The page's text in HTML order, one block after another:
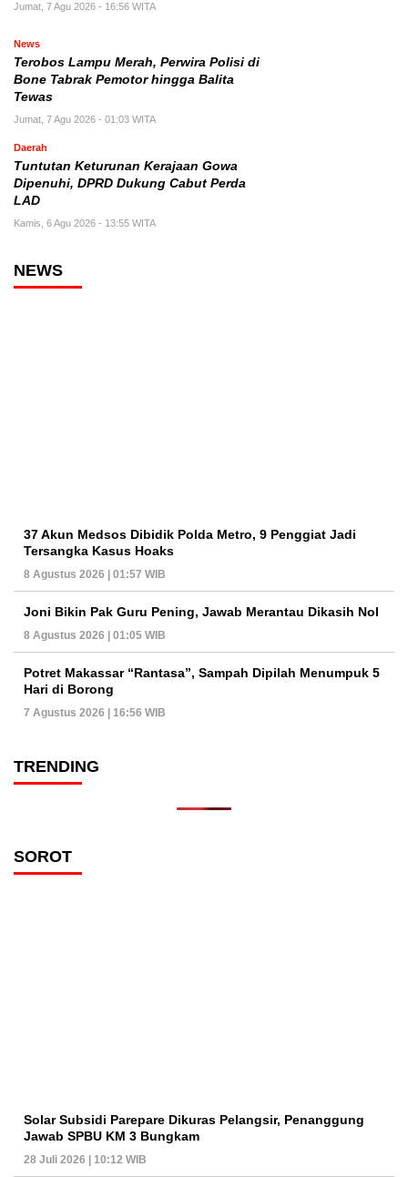
Jumat, 7 Agu 2026 - 16:56 WITA
News
Terobos Lampu Merah, Perwira Polisi di
Bone Tabrak Pemotor hingga Balita
Tewas
Jumat, 7 Agu 2026 - 01:03 WITA
Daerah
Tuntutan Keturunan Kerajaan Gowa
Dipenuhi, DPRD Dukung Cabut Perda
LAD
Kamis, 6 Agu 2026 - 13:55 WITA
NEWS
37 Akun Medsos Dibidik Polda Metro, 9 Penggiat Jadi
Tersangka Kasus Hoaks
8 Agustus 2026 | 01:57 WIB
Joni Bikin Pak Guru Pening, Jawab Merantau Dikasih Nol
8 Agustus 2026 | 01:05 WIB
Potret Makassar “Rantasa”, Sampah Dipilah Menumpuk 5
Hari di Borong
7 Agustus 2026 | 16:56 WIB
TRENDING
SOROT
Solar Subsidi Parepare Dikuras Pelangsir, Penanggung
Jawab SPBU KM 3 Bungkam
28 Juli 2026 | 10:12 WIB